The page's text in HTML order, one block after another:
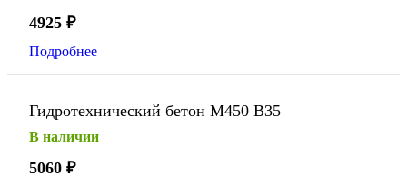
4925 ₽
Подробнее
Гидротехнический бетон М450 В35
В наличии
5060 ₽